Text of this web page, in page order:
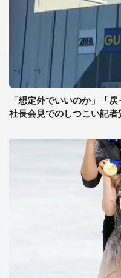
「想定外でいいのか」「
社長会見でのしつこい記者